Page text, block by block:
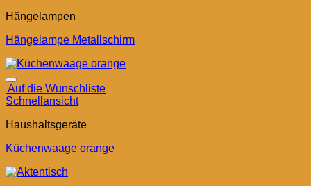
Hängelampen
Hängelampe Metallschirm
Auf die Wunschliste
Schnellansicht
Haushaltsgeräte
Küchenwaage orange